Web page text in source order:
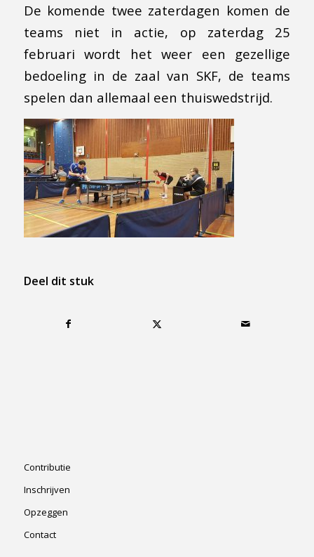
De komende twee zaterdagen komen de
teams niet in actie, op zaterdag 25
februari wordt het weer een gezellige
bedoeling in de zaal van SKF, de teams
spelen dan allemaal een thuiswedstrijd.
Deel dit stuk
Contributie
Inschrijven
Opzeggen
Contact